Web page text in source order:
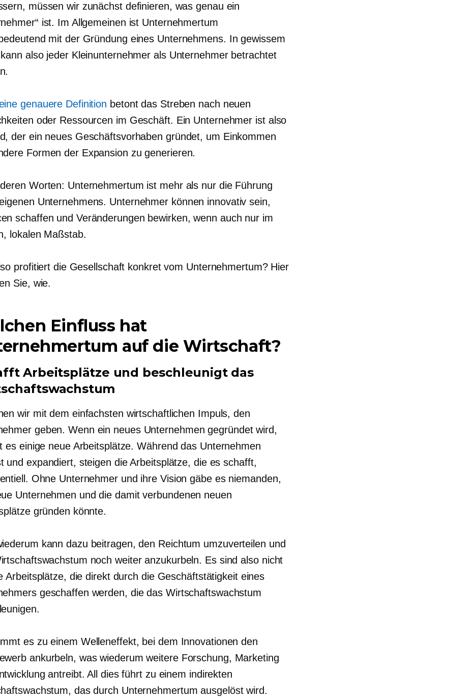
müssen wir zunächst definieren, was genau ein
ist. Im Allgemeinen ist Unternehmertum
mit der Gründung eines Unternehmens. In gewissem
also jeder Kleinunternehmer als Unternehmer betrachtet
genauere Definition betont das Streben nach neuen
oder Ressourcen im Geschäft. Ein Unternehmer ist also
der ein neues Geschäftsvorhaben gründet, um Einkommen
Formen der Expansion zu generieren.
Worten: Unternehmertum ist mehr als nur die Führung
Unternehmens. Unternehmer können innovativ sein,
schaffen und Veränderungen bewirken, wenn auch nur im
lokalen Maßstab.
profitiert die Gesellschaft konkret vom Unternehmertum? Hier
Sie, wie.
Einfluss hat
auf die Wirtschaft?
Arbeitsplätze und beschleunigt das
wir mit dem einfachsten wirtschaftlichen Impuls, den
geben. Wenn ein neues Unternehmen gegründet wird,
es einige neue Arbeitsplätze. Während das Unternehmen
und expandiert, steigen die Arbeitsplätze, die es schafft,
Ohne Unternehmer und ihre Vision gäbe es niemanden,
Unternehmen und die damit verbundenen neuen
gründen könnte.
kann dazu beitragen, den Reichtum umzuverteilen und
noch weiter anzukurbeln. Es sind also nicht
Arbeitsplätze, die direkt durch die Geschäftstätigkeit eines
geschaffen werden, die das Wirtschaftswachstum
es zu einem Welleneffekt, bei dem Innovationen den
ankurbeln, was wiederum weitere Forschung, Marketing
antreibt. All dies führt zu einem indirekten
das durch Unternehmertum ausgelöst wird.